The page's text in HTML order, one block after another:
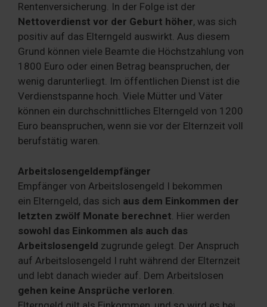
Rentenversicherung. In der Folge ist der
Nettoverdienst vor der Geburt höher, was sich
positiv auf das Elterngeld auswirkt. Aus diesem
Grund können viele Beamte die Höchstzahlung von
1800 Euro oder einen Betrag beanspruchen, der
wenig darunterliegt. Im öffentlichen Dienst ist die
Verdienstspanne hoch. Viele Mütter und Väter
können ein durchschnittliches Elterngeld von 1200
Euro beanspruchen, wenn sie vor der Elternzeit voll
berufstätig waren.
Arbeitslosengeldempfänger
Empfänger von Arbeitslosengeld I bekommen
ein Elterngeld, das sich aus dem Einkommen der
letzten zwölf Monate berechnet . Hier werden
sowohl das Einkommen als auch das
Arbeitslosengeld zugrunde gelegt. Der Anspruch
auf Arbeitslosengeld I ruht während der Elternzeit
und lebt danach wieder auf. Dem Arbeitslosen
gehen keine Ansprüche verloren